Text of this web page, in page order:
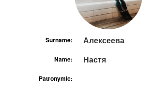
Surname: Алексеева
Name: Настя
Patronymic: